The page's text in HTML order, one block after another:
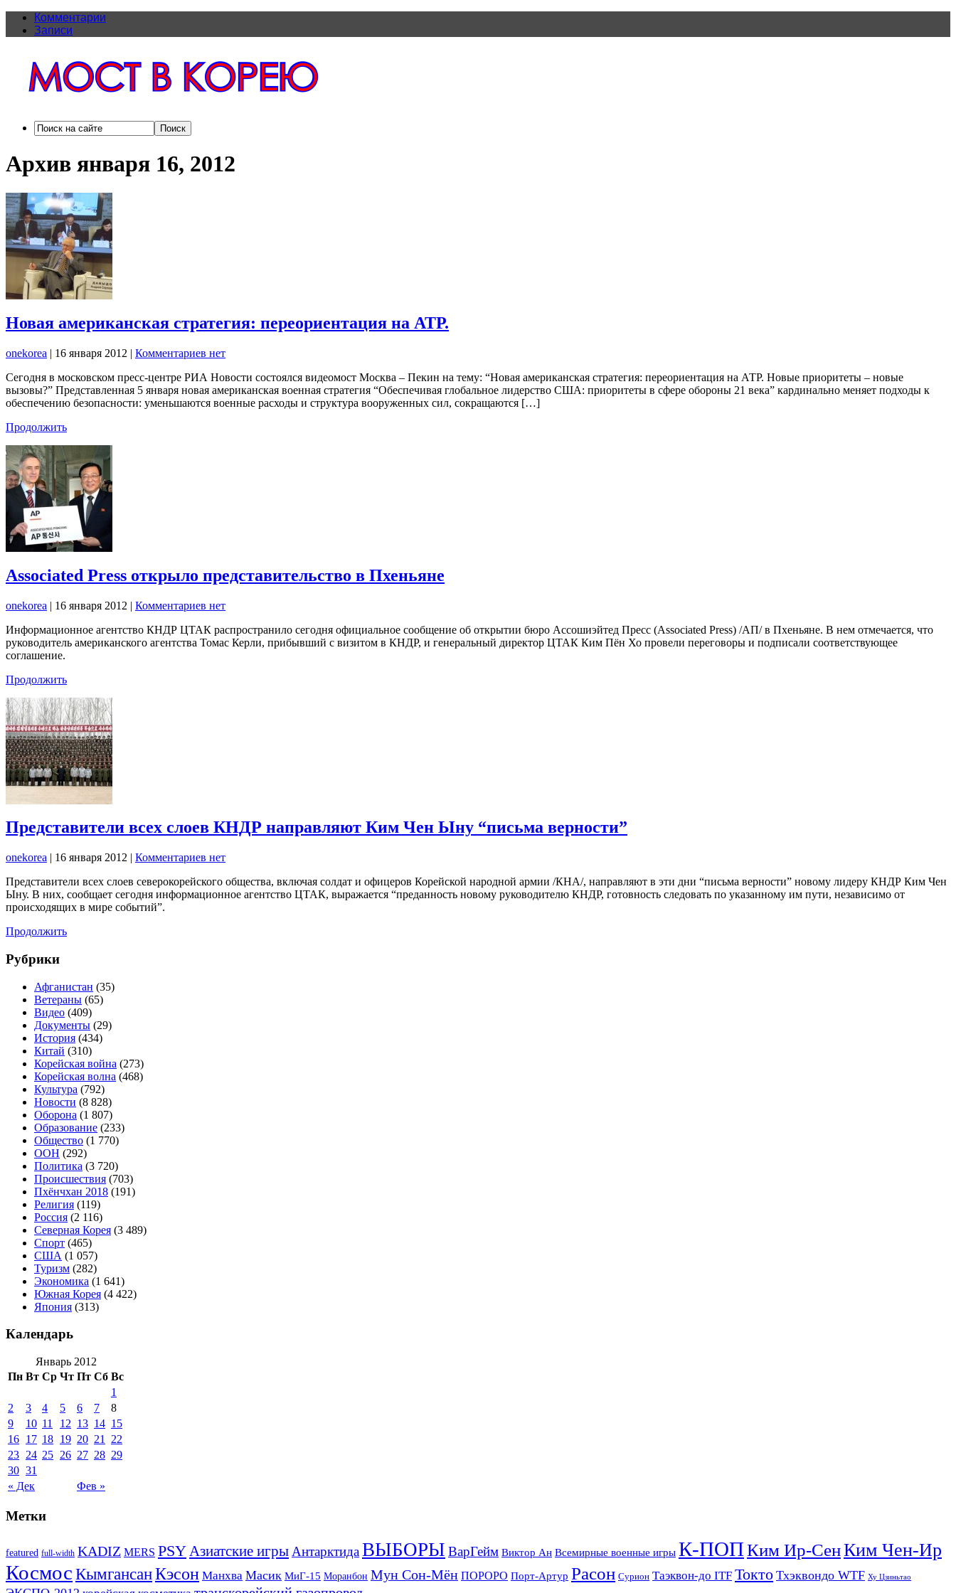
Комментарии
Записи
Архив января 16, 2012
Новая американская стратегия: переориентация на АТР.
onekorea | 16 января 2012 | Комментариев нет
Сегодня в московском пресс-центре РИА Новости состоялся видеомост Москва – Пекин на тему: “Новая американская стратегия: переориентация на АТР. Новые приоритеты – новые
вызовы?” Представленная 5 января новая американская военная стратегия “Обеспечивая глобальное лидерство США: приоритеты в сфере обороны 21 века” кардинально меняет подходы к
обеспечению безопасности: уменьшаются военные расходы и структура вооруженных сил, сокращаются […]
Продолжить
Associated Press открыло представительство в Пхеньяне
onekorea | 16 января 2012 | Комментариев нет
Информационное агентство КНДР ЦТАК распространило сегодня официальное сообщение об открытии бюро Ассошиэйтед Пресс (Associated Press) /АП/ в Пхеньяне. В нем отмечается, что
руководитель американского агентства Томас Керли, прибывший с визитом в КНДР, и генеральный директор ЦТАК Ким Пён Хо провели переговоры и подписали соответствующее
соглашение.
Продолжить
Представители всех слоев КНДР направляют Ким Чен Ыну “письма верности”
onekorea | 16 января 2012 | Комментариев нет
Представители всех слоев северокорейского общества, включая солдат и офицеров Корейской народной армии /КНА/, направляют в эти дни “письма верности” новому лидеру КНДР Ким Чен
Ыну. В них, сообщает сегодня информационное агентство ЦТАК, выражается “преданность новому руководителю КНДР, готовность следовать по указанному им пути, независимо от
происходящих в мире событий”.
Продолжить
Рубрики
Афганистан (35)
Ветераны (65)
Видео (409)
Документы (29)
История (434)
Китай (310)
Корейская война (273)
Корейская волна (468)
Культура (792)
Новости (8 828)
Оборона (1 807)
Образование (233)
Общество (1 770)
ООН (292)
Политика (3 720)
Происшествия (703)
Пхёнчхан 2018 (191)
Религия (119)
Россия (2 116)
Северная Корея (3 489)
Спорт (465)
США (1 057)
Туризм (282)
Экономика (1 641)
Южная Корея (4 422)
Япония (313)
Календарь
Январь 2012
Пн Вт Ср Чт Пт Сб Вс
« Дек Фев »
1
2
3 4 5 6 7
8
9
10 11 12 13 14 15
16 17 18 19 20 21
22
23 24 25 26 27 28 29
30 31
Метки
featured full-width KADIZ MERS PSY Азиатские игры АнтарктидаВЫБОРЫ ВарГейм Виктор Ан Всемирные военные игры К-ПОПКим Ир-СенКим Чен-Ир
Космос КымгансанКэсон Манхва Масик МиГ-15 Моранбон Мун Сон-Мён ПОРОРО Порт-Артур Расон Сурион Таэквон-до ITF Токто Тхэквондо WTF Ху Цзиньтао